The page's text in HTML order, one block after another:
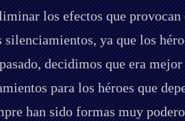
los efectos que provocan
ya que los
decidimos que era
para los héroes que
han sido formas muy